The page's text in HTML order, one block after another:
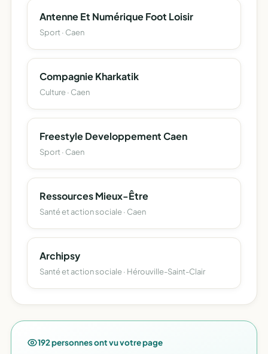
Antenne Et Numérique Foot Loisir
Sport · Caen
Compagnie Kharkatik
Culture · Caen
Freestyle Developpement Caen
Sport · Caen
Ressources Mieux-Être
Santé et action sociale · Caen
Archipsy
Santé et action sociale · Hérouville-Saint-Clair
192 personnes ont vu votre page